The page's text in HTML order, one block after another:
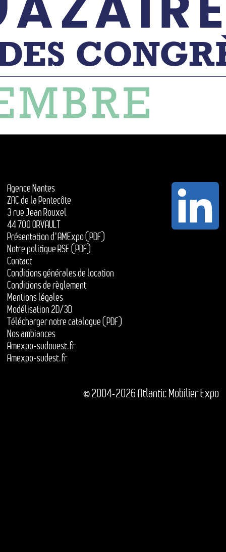
Agence Nantes
ZAC de la Pentecôte
3 rue Jean Rouxel
44 700 ORVAULT
Présentation d'AMExpo (PDF)
Notre politique RSE (PDF)
Contact
Conditions générales de location
Conditions de règlement
Mentions légales
Modélisation 2D/3D
Télécharger notre catalogue (PDF)
Nos ambiances
Amexpo-sudouest.fr
Amexpo-sudest.fr
© 2004-2026 Atlantic Mobilier Expo